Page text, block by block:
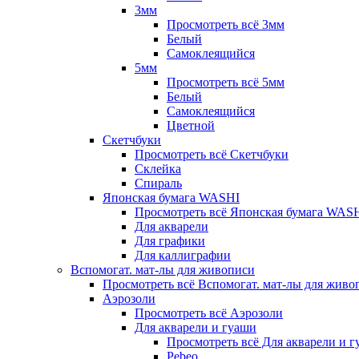
3мм
Просмотреть всё 3мм
Белый
Самоклеящийся
5мм
Просмотреть всё 5мм
Белый
Самоклеящийся
Цветной
Скетчбуки
Просмотреть всё Скетчбуки
Склейка
Спираль
Японская бумага WASHI
Просмотреть всё Японская бумага
Для акварели
Для графики
Для каллиграфии
Вспомогат. мат-лы для живописи
Просмотреть всё Вспомогат. мат-лы для
Аэрозоли
Просмотреть всё Аэрозоли
Для акварели и гуаши
Просмотреть всё Для акварели и
Pebeo